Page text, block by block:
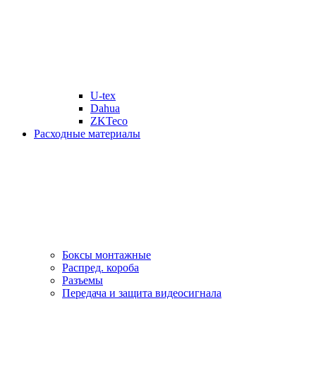
U-tex
Dahua
ZKTeco
Расходные материалы
Боксы монтажные
Распред. короба
Разъемы
Передача и защита видеосигнала